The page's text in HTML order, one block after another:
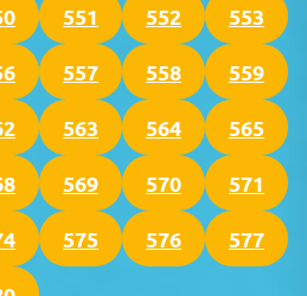
551 552 553
557 558 559
563 564 565
569 570 571
575 576 577